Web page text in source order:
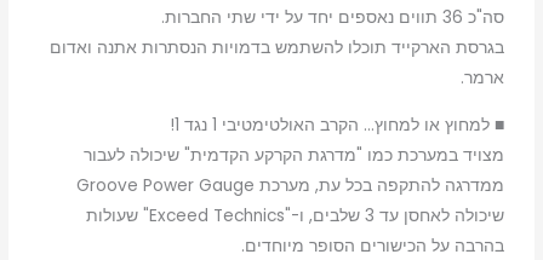
סה"כ 36 תווים נאספים יחד על ידי שתי החברות.
בגרסת הארקייד תוכלו להשתמש בדמויות הנסתרות אתנה ואדום
ארמר.
■ למחוץ או למחוץ… הקרב האולטימטיבי 1 נגד 1!
מצויד במערכת כמו "מדרגת הקרקע הקדמית" שיכולה לעבור
ממדרגה להתקפה בכל עת, מערכת Groove Power Gauge
שיכולה לאחסן עד 3 שלבים, ו-"Exceed Technics" שעולות
בהרבה על הכישורים הסופר מיוחדים.